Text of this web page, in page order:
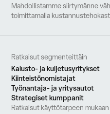
Mahdollistamme siirtymänne
toimittamalla
Ratkaisut segmenteittäin
Kalusto- ja kuljetusyritykset
Kiinteistönomistajat
Työnantaja- ja yritysautot
Strategiset kumppanit
Ratkaisut käyttötarpeen mukaan